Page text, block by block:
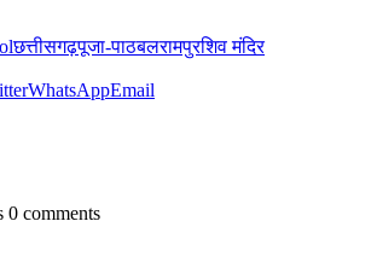
छत्तीसगढ़पूजा-पाठबलरामपुरशिव मंदिर
WhatsAppEmail
0 comments